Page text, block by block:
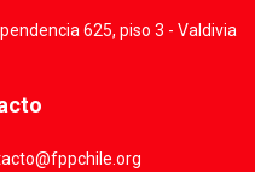
625, piso 3 - Valdivia